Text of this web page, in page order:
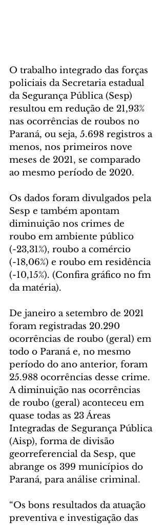
O trabalho integrado das forças
policiais da Secretaria estadual
da Segurança Pública (Sesp)
resultou em redução de 21,93%
nas ocorrências de roubos no
Paraná, ou seja, 5.698 registros a
menos, nos primeiros nove
meses de 2021, se comparado
ao mesmo período de 2020.
Os dados foram divulgados pela
Sesp e também apontam
diminuição nos crimes de
roubo em ambiente público
(-23,31%), roubo a comércio
(-18,06%) e roubo em residência
(-10,15%). (Confira gráfico no fm
da matéria).
De janeiro a setembro de 2021
foram registradas 20.290
ocorrências de roubo (geral) em
todo o Paraná e, no mesmo
período do ano anterior, foram
25.988 ocorrências desse crime.
A diminuição nas ocorrências
de roubo (geral) aconteceu em
quase todas as 23 Áreas
Integradas de Segurança Pública
(Aisp), forma de divisão
georreferencial da Sesp, que
abrange os 399 municípios do
Paraná, para análise criminal.
“Os bons resultados da atuação
preventiva e investigação das